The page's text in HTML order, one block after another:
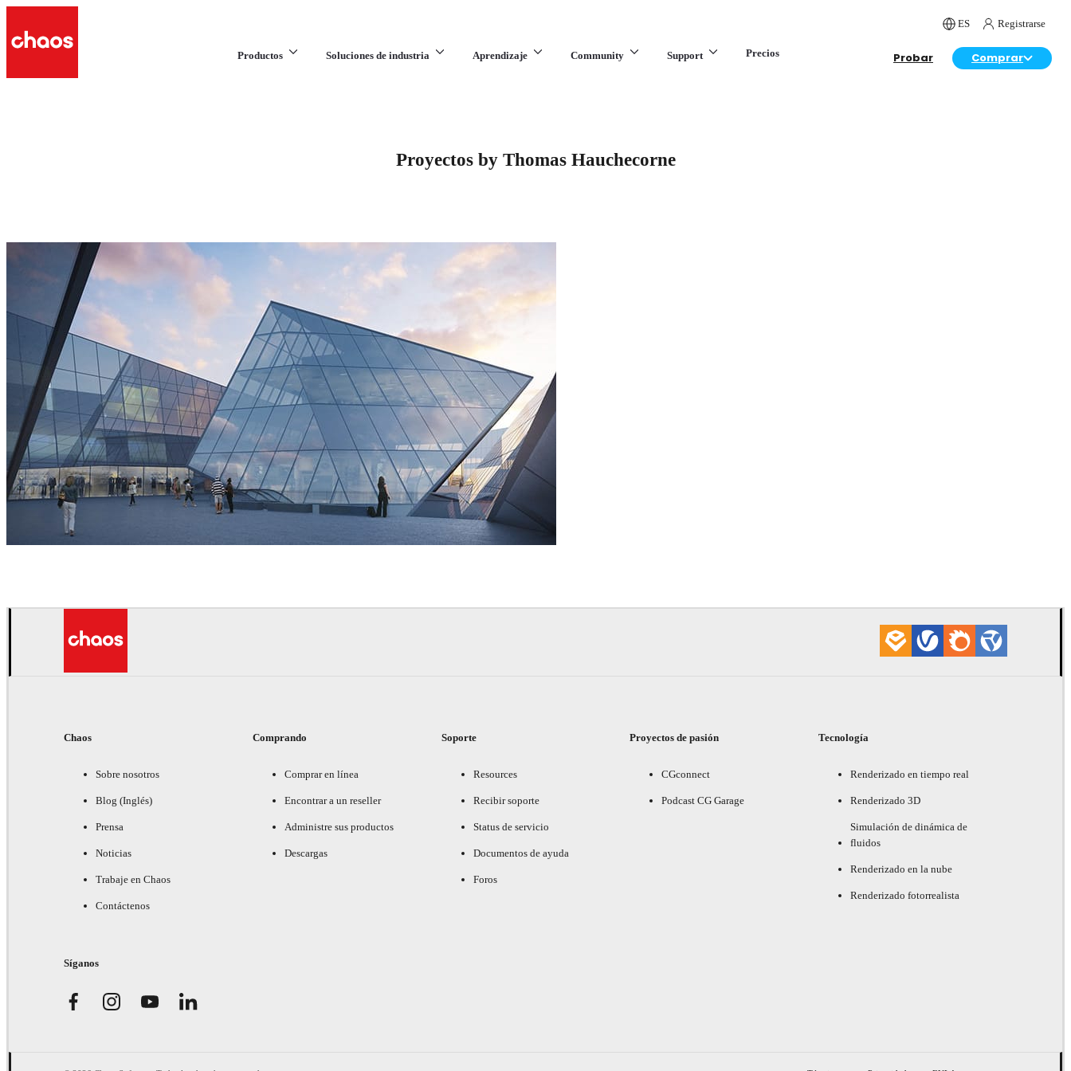
ES Registrarse
Productos Soluciones de industria Aprendizaje Community Support Precios Probar Comprar
Proyectos by Thomas Hauchecorne
Chaos
Sobre nosotros
Blog (Inglés)
Prensa
Noticias
Trabaje en Chaos
Contáctenos
Comprando
Comprar en línea
Encontrar a un reseller
Administre sus productos
Descargas
Soporte
Resources
Recibir soporte
Status de servicio
Documentos de ayuda
Foros
Proyectos de pasión
CGconnect
Podcast CG Garage
Tecnología
Renderizado en tiempo real
Renderizado 3D
Simulación de dinámica de
fluidos
Renderizado en la nube
Renderizado fotorrealista
Síganos